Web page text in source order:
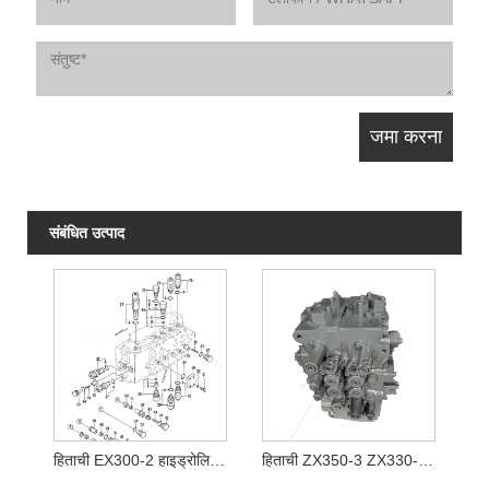
संबंधित उत्पाद
हिताची EX300-2 हाइड्रोलिक कंट्रोल वाल्व 4314749